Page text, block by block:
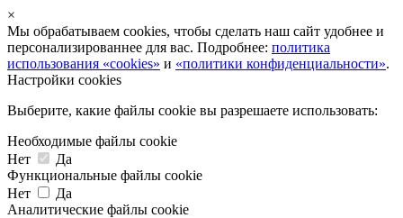
×
Мы обрабатываем cookies, чтобы сделать наш сайт удобнее и
персонализированнее для вас. Подробнее: политика
использования «cookies» и «политики конфиденциальности».
Настройки cookies
Выберите, какие файлы cookie вы разрешаете использовать:
Необходимые файлы cookie
Нет
Да
Функциональные файлы cookie
Нет
Да
Аналитические файлы cookie